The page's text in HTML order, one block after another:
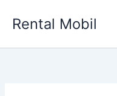
Rental Mobil